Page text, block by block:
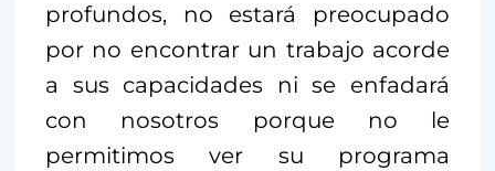
profundos, no estará preocupado
por no encontrar un trabajo acorde
a sus capacidades ni se enfadará
con nosotros porque no le
permitimos ver su programa